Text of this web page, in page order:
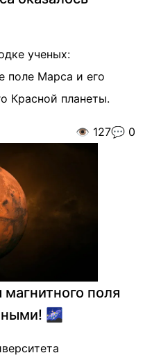
ученых:
поле Марса и его
Красной планеты.
👁️ 127💬 0
поля
🌌